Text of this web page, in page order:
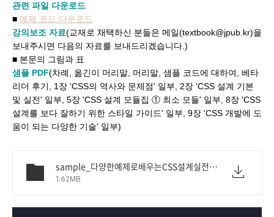
관련 파일 다운로드
■ 예제 코드 다운로드
강의보조 자료(교재로 채택하신 분들은 메일(textbook@jpub.kr)을
보내주시면 다음의 자료를 보내드리겠습니다.)
■ 본문의 그림과 표
샘플 PDF(차례, 옮긴이 머리말, 머리말, 샘플 코드에 대하여, 베타
리더 후기, 1장 'CSS의 역사와 문제점' 일부, 2장 'CSS 설계 기본
및 실전' 일부, 5장 'CSS 설계 모듈집 ① 최소 모듈' 일부, 8장 'CSS
설계를 보다 잘하기 위한 스타일 가이드' 일부, 9장 'CSS 개발에 도
움이 되는 다양한 기술' 일부)
sample_다양한예제로배우는CSS설계실전가이드.pdf
1.62MB